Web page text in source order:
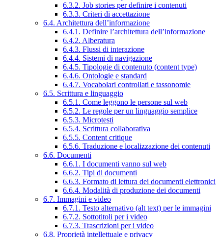
6.3.2. Job stories per definire i contenuti
6.3.3. Criteri di accettazione
6.4. Architettura dell’informazione
6.4.1. Definire l’architettura dell’informazione
6.4.2. Alberatura
6.4.3. Flussi di interazione
6.4.4. Sistemi di navigazione
6.4.5. Tipologie di contenuto (content type)
6.4.6. Ontologie e standard
6.4.7. Vocabolari controllati e tassonomie
6.5. Scrittura e linguaggio
6.5.1. Come leggono le persone sul web
6.5.2. Le regole per un linguaggio semplice
6.5.3. Microtesti
6.5.4. Scrittura collaborativa
6.5.5. Content critique
6.5.6. Traduzione e localizzazione dei contenuti
6.6. Documenti
6.6.1. I documenti vanno sul web
6.6.2. Tipi di documenti
6.6.3. Formato di lettura dei documenti elettronici
6.6.4. Modalità di produzione dei documenti
6.7. Immagini e video
6.7.1. Testo alternativo (alt text) per le immagini
6.7.2. Sottotitoli per i video
6.7.3. Trascrizioni per i video
6.8. Proprietà intellettuale e privacy